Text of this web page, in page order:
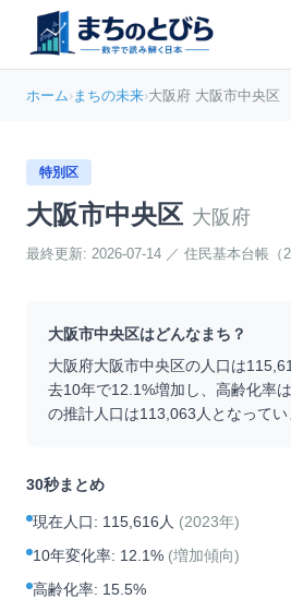
ホーム›まちの未来›大阪府 大阪市中央区
特別区
大阪市中央区 大阪府
最終更新: 2026-07-14 ／ 住民基本台帳（
大阪市中央区はどんなまち？
大阪府大阪市中央区の人口は
去10年で12.1%増加 し、高齢化率は
の推計人口は113,063 人となってい
30秒まとめ
現在人口: 115,616人 (2023年)
10年変化率: 12.1% (増加傾向)
高齢化率: 15.5%